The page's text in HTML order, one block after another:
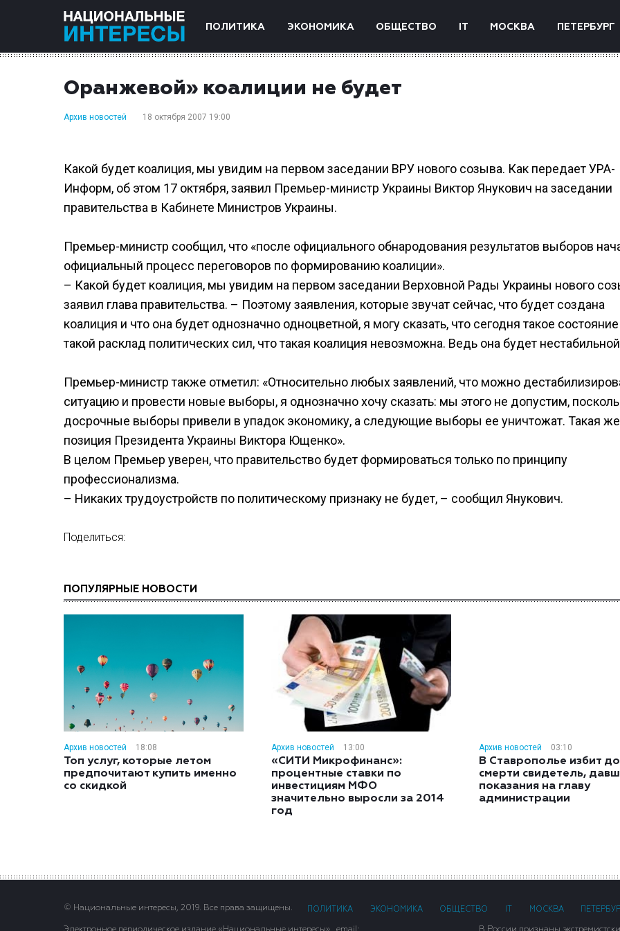
ПОЛИТИКА ЭКОНОМИКА ОБЩЕСТВО IT МОСКВА ПЕТЕРБУРГ
Оранжевой» коалиции не будет
Архив новостей 18 октября 2007 19:00
Какой будет коалиция, мы увидим на первом заседании ВРУ нового созыва. Как передает УРА-
Информ, об этом 17 октября, заявил Премьер-министр Украины Виктор Янукович на заседании
правительства в Кабинете Министров Украины.
Премьер-министр сообщил, что «после официального обнародования результатов выборов
официальный процесс переговоров по формированию коалиции».
– Какой будет коалиция, мы увидим на первом заседании Верховной Рады Украины нового
заявил глава правительства. – Поэтому заявления, которые звучат сейчас, что будет создана
коалиция и что она будет однозначно одноцветной, я могу сказать, что сегодня такое
такой расклад политических сил, что такая коалиция невозможна. Ведь она будет
Премьер-министр также отметил: «Относительно любых заявлений, что можно
ситуацию и провести новые выборы, я однозначно хочу сказать: мы этого не допустим,
досрочные выборы привели в упадок экономику, а следующие выборы ее уничтожат. Такая же
позиция Президента Украины Виктора Ющенко».
В целом Премьер уверен, что правительство будет формироваться только по принципу
профессионализма.
– Никаких трудоустройств по политическому признаку не будет, – сообщил Янукович.
Поделиться:
ПОПУЛЯРНЫЕ НОВОСТИ
Архив новостей 18:08
Топ услуг, которые летом
предпочитают купить именно
со скидкой
Архив новостей 13:00
«СИТИ Микрофинанс»:
процентные ставки по
инвестициям МФО
значительно выросли за 2014
год
Архив новостей 03:10
В Ставрополье избит до
смерти свидетель,
показания на главу
администрации
© Национальные интересы, 2019. Все права защищены. ПОЛИТИКА ЭКОНОМИКА ОБЩЕСТВО МОСКВА